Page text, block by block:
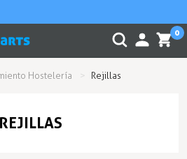
0
Hostelería Rejillas
REJILLAS